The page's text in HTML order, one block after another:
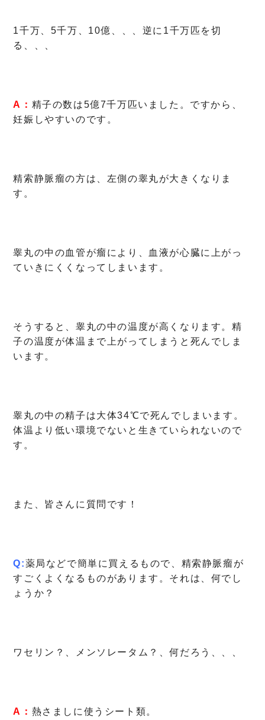
1千万、5千万、10億、、、逆に1千万匹を切
る、、、
A： 精子の数は5億7千万匹いました。ですから、
妊娠しやすいのです。
精索静脈瘤の方は、左側の睾丸が大きくなりま
す。
睾丸の中の血管が瘤により、血液が心臓に上がっ
ていきにくくなってしまいます。
そうすると、睾丸の中の温度が高くなります。精
子の温度が体温まで上がってしまうと死んでしま
います。
睾丸の中の精子は大体34℃で死んでしまいます。
体温より低い環境でないと生きていられないので
す。
また、皆さんに質問です！
Q:薬局などで簡単に買えるもので、精索静脈瘤が
すごくよくなるものがあります。それは、何でし
ょうか？
ワセリン？、メンソレータム？、何だろう、、、
A： 熱さましに使うシート類。